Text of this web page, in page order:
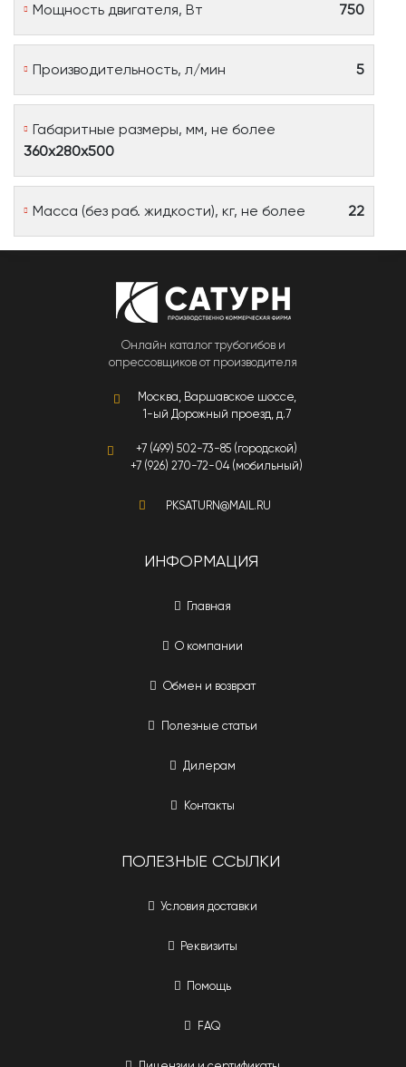
Мощность двигателя, Вт 750
Производительность, л/мин 5
Габаритные размеры, мм, не более
360х280х500
Масса (без раб. жидкости), кг, не более 22
Онлайн каталог трубогибов и
опрессовщиков от производителя
Москва, Варшавское шоссе,
1-ый Дорожный проезд, д.7
+7 (499) 502-73-85 (городской)
+7 (926) 270-72-04 (мобильный)
PKSATURN@MAIL.RU
ИНФОРМАЦИЯ
Главная
О компании
Обмен и возврат
Полезные статьи
Дилерам
Контакты
ПОЛЕЗНЫЕ ССЫЛКИ
Условия доставки
Реквизиты
Помощь
FAQ